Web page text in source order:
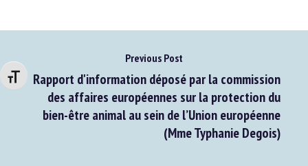
Changer la taille de la police
Previous Post
Rapport d'information déposé par la commission